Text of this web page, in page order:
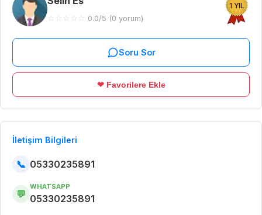
☆ ☆ ☆ ☆ ☆ 0.0/5 (0 yorum)
1 YIL
Soru Sor
❤ Favorilere Ekle
İletişim Bilgileri
📞 05330235891
💬
WHATSAPP
05330235891